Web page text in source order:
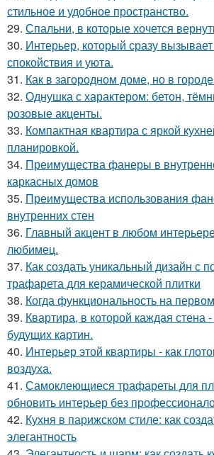
стильное и удобное пространство.
29. Спальни, в которые хочется
30. Интерьер, который сразу
спокойствия и уюта.
31. Как в загородном доме, но в
32. Однушка с характером: бетон,
розовые акценты.
33. Компактная квартира с яркой
планировкой.
34. Преимущества фанеры в
каркасных домов
35. Преимущества использования
внутренних стен
36. Главный акцент в любом
любимец.
37. Как создать уникальный дизайн с
трафарета для керамической плитки
38. Когда функциональность на
39. Квартира, в которой каждая стена
будущих картин.
40. Интерьер этой квартиры - как
воздуха.
41. Самоклеющиеся трафареты для
обновить интерьер без
42. Кухня в парижском стиле: как
элегантность